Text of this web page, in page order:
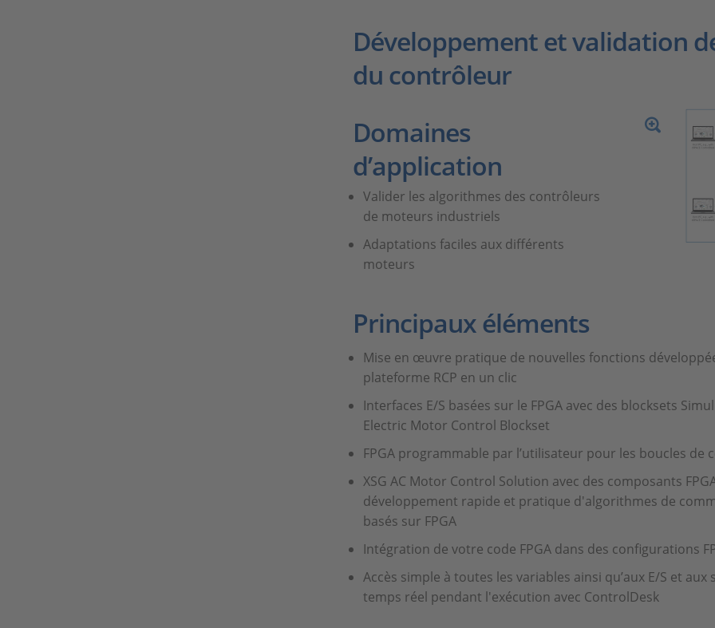
Développement et validation
du contrôleur
Domaines
d’application
Valider les algorithmes des contrôleurs
de moteurs industriels
Adaptations faciles aux différents
moteurs
Principaux éléments
Mise en œuvre pratique de nouvelles fonctions
plateforme RCP en un clic
Interfaces E/S basées sur le FPGA avec des blocksets
Electric Motor Control Blockset
FPGA programmable par l’utilisateur pour les boucles de
XSG AC Motor Control Solution avec des composants
développement rapide et pratique d'algorithmes de
basés sur FPGA
Intégration de votre code FPGA dans des configurations
Accès simple à toutes les variables ainsi qu’aux E/S et
temps réel pendant l'exécution avec ControlDesk